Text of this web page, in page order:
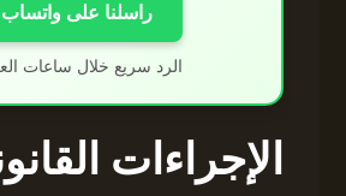
راسلنا على واتساب
الرد سريع خلال ساعات
الإجراءات